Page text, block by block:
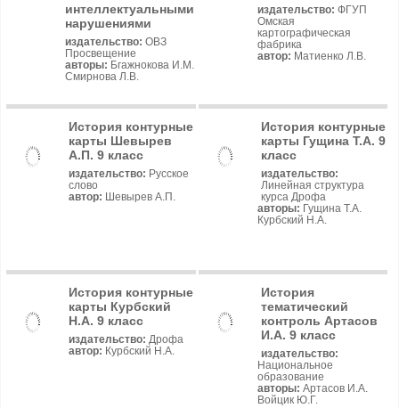
интеллектуальными
нарушениями
издательство: ОВЗ
Просвещение
авторы: Бгажнокова И.М.
Смирнова Л.В.
издательство: ФГУП
Омская
картографическая
фабрика
автор: Матиенко Л.В.
История контурные
карты Шевырев
А.П. 9 класс
издательство: Русское
слово
автор: Шевырев А.П.
История контурные
карты Гущина Т.А. 9
класс
издательство:
Линейная структура
курса Дрофа
авторы: Гущина Т.А.
Курбский Н.А.
История контурные
карты Курбский
Н.А. 9 класс
издательство: Дрофа
автор: Курбский Н.А.
История
тематический
контроль Артасов
И.А. 9 класс
издательство:
Национальное
образование
авторы: Артасов И.А.
Войцик Ю.Г.